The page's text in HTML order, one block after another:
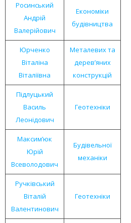
Росинський
Андрій
Валерійович
Економіки
будівництва
Юрченко
Віталіна
Віталіївна
Металевих та
дерев’яних
конструкцій
Підлуцький
Василь
Леонідович
Геотехніки
Максим’юк
Юрій
Всеволодович
Будівельної
механіки
Ручківський
Віталій
Валентинович
Геотехніки